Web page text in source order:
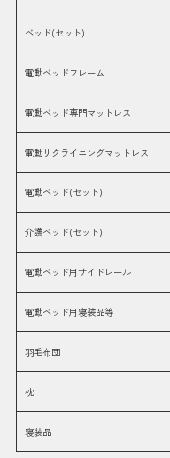
ベッド(セット)
電動ベッドフレーム
電動ベッド専門マットレス
電動リクライニングマットレス
電動ベッド(セット)
介護ベッド(セット)
電動ベッド用サイドレール
電動ベッド用寝装品等
羽毛布団
枕
寝装品